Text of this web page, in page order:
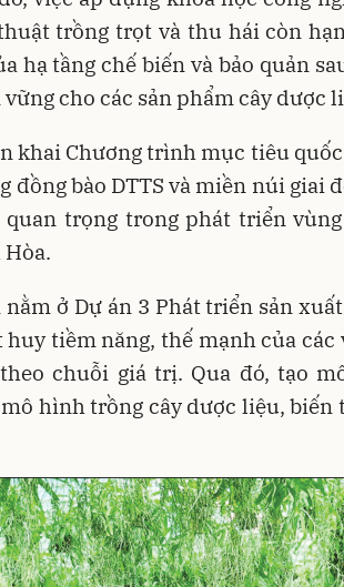
trồng trọt và thu hái còn
hạ tầng chế biến và bảo quản
vững cho các sản phẩm cây dược
khai Chương trình mục tiêu
đồng bào DTTS và miền núi giai
quan trọng trong phát triển
ở Dự án 3 Phát triển sản
huy tiềm năng, thế mạnh của
chuỗi giá trị. Qua đó, tạo
hình trồng cây dược liệu, biến